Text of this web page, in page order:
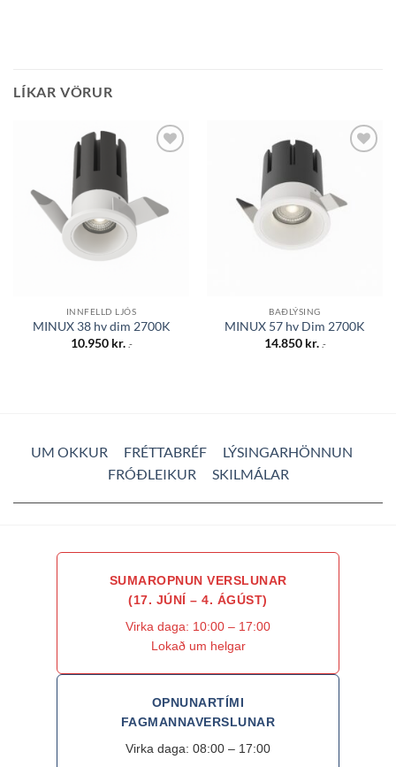
LÍKAR VÖRUR
INNFELLD LJÓS
MINUX 38 hv dim 2700K
10.950 kr. .-
BAÐLÝSING
MINUX 57 hv Dim 2700K
14.850 kr. .-
UM OKKUR FRÉTTABRÉF
LÝSINGARHÖNNUN
FRÓÐLEIKUR
SKILMÁLAR
SUMAROPNUN VERSLUNAR
(17. JÚNÍ – 4. ÁGÚST)
Virka daga: 10:00 – 17:00
Lokað um helgar
OPNUNARTÍMI
FAGMANNAVERSLUNAR
Virka daga: 08:00 – 17:00